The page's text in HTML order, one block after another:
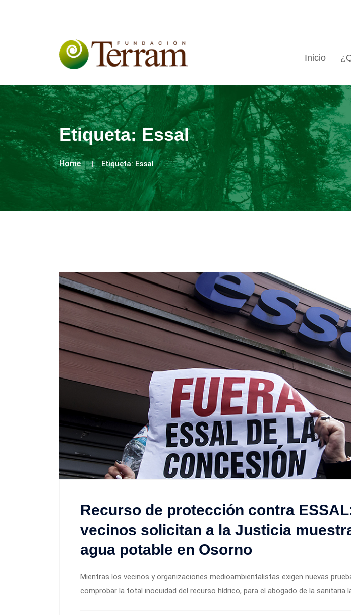
Inicio
Etiqueta:Essal
Home Etiqueta:Essal
Recurso de protección contra
vecinos solicitan a la Justicia
agua potable en Osorno
Mientras los vecinos y organizaciones medioambientalistas exigen nuevas
comprobar la total inocuidad del recurso hídrico, para el abogado de la sanitaria